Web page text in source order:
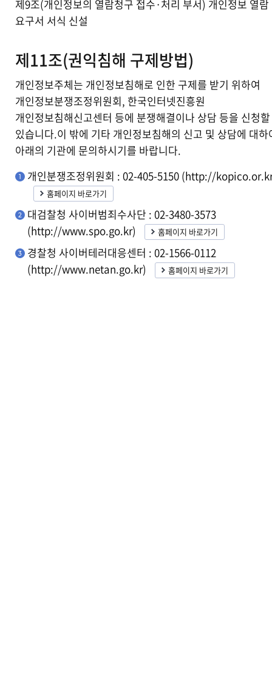
제9조(개인정보의 열람청구 접수·처리 부서) 개인정보 열람
요구서 서식 신설
제11조(권익침해 구제방법)
개인정보주체는 개인정보침해로 인한 구제를 받기 위하여
개인정보분쟁조정위원회, 한국인터넷진흥원
개인정보침해신고센터 등에 분쟁해결이나 상담 등을 신청
있습니다.이 밖에 기타 개인정보침해의 신고 및 상담에 대하
아래의 기관에 문의하시기를 바랍니다.
개인분쟁조정위원회 : 02-405-5150 (http://
홈페이지 바로가기
대검찰청 사이버범죄수사단 : 02-3480-3573
(http://www.spo.go.kr)
홈페이지 바로가기
경찰청 사이버테러대응센터 : 02-1566-0112
(http://www.netan.go.kr)
홈페이지 바로가기